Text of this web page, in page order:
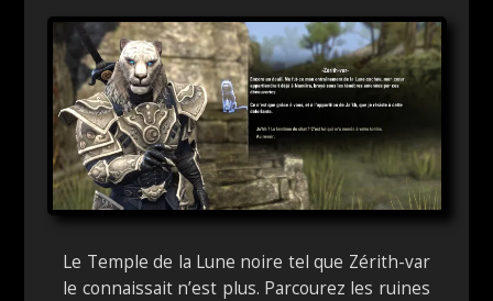
Le Temple de la Lune noire tel que Zérith-var
le connaissait n’est plus. Parcourez les ruines